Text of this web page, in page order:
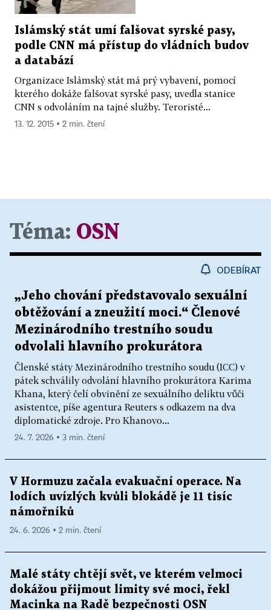
Islámský stát umí falšovat syrské pasy,
podle CNN má přístup do vládních budov
a databází
Organizace Islámský stát má prý vybavení, pomocí
kterého dokáže falšovat syrské pasy, uvedla stanice
CNN s odvoláním na tajné služby. Teroristé...
13. 12. 2015 ▪ 2 min. čtení
Téma: OSN
ODEBÍRAT
„Jeho chování představovalo sexuální
obtěžování a zneužití moci.“ Členové
Mezinárodního trestního soudu
odvolali hlavního prokurátora
Členské státy Mezinárodního trestního soudu (ICC) v
pátek schválily odvolání hlavního prokurátora Karima
Khana, který čelí obvinění ze sexuálního deliktu vůči
asistentce, píše agentura Reuters s odkazem na dva
diplomatické zdroje. Pro Khanovo...
24. 7. 2026 ▪ 3 min. čtení
V Hormuzu začala evakuační operace. Na
lodích uvízlých kvůli blokádě je 11 tisíc
námořníků
24. 6. 2026 ▪ 2 min. čtení
Malé státy chtějí svět, ve kterém velmoci
dokážou přijmout limity své moci, řekl
Macinka na Radě bezpečnosti OSN